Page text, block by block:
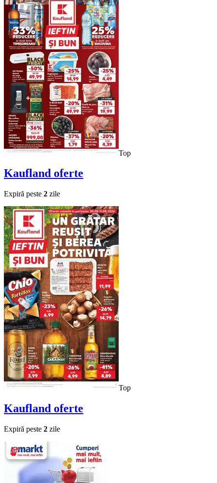
Top
Kaufland oferte
Expiră peste 2 zile
Top
Kaufland oferte
Expiră peste 2 zile